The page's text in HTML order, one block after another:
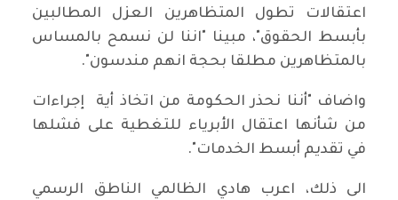
اعتقالات تطول المتظاهرين العزل المطالبين
بأبسط الحقوق"، مبينا "اننا لن نسمح بالمساس
بالمتظاهرين مطلقا بحجة انهم مندسون".
واضاف "أننا نحذر الحكومة من اتخاذ أية إجراءات
من شأنها اعتقال الأبرياء للتغطية على فشلها
في تقديم أبسط الخدمات".
الى ذلك، اعرب هادي الظالمي الناطق الرسمي